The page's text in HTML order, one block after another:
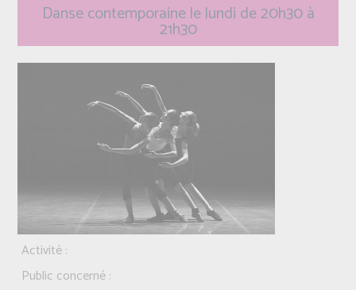
Danse contemporaine le lundi de 20h30 à
21h30
Activité :
Public concerné :